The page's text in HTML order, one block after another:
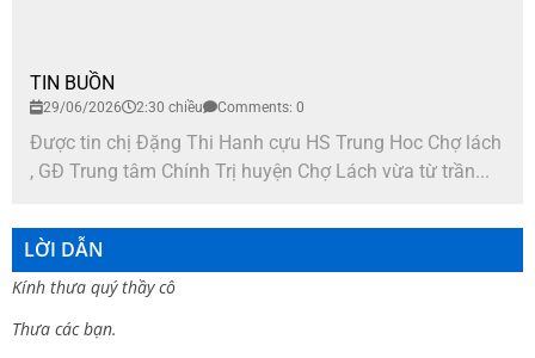
TIN BUỒN
29/06/2026 2:30 chiều Comments: 0
Được tin chị Đặng Thi Hanh cựu HS Trung Hoc Chợ lách
, GĐ Trung tâm Chính Trị huyện Chợ Lách vừa từ trần...
LỜI DẪN
Kính thưa quý thầy cô
Thưa các bạn.